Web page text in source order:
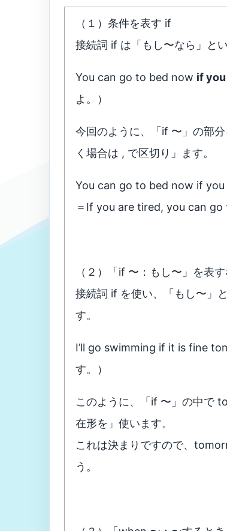
（１）条件を表す if
接続詞 if は「もし〜なら」と
You can go to bed now if
よ。）
今回のように、「if 〜」の部
く場合は , で区切り」ます。
You can go to bed now if
＝If you are tired, you can
（２）「if 〜：もし〜」を表
接続詞 if を使い、「もし〜」
す。
I’ll go swimming if it is fine
す。）
このように、「if 〜」の中で
在形を」使います。
これは決まりですので、
う。